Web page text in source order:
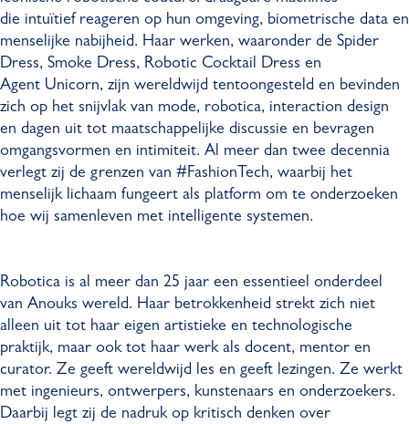
die intuïtief reageren op hun omgeving, biometrische data en
menselijke nabijheid. Haar werken, waaronder de Spider
Dress, Smoke Dress, Robotic Cocktail Dress en
Agent Unicorn, zijn wereldwijd tentoongesteld en bevinden
zich op het snijvlak van mode, robotica, interaction design
en dagen uit tot maatschappelijke discussie en bevragen
omgangsvormen en intimiteit. Al meer dan twee decennia
verlegt zij de grenzen van #FashionTech, waarbij het
menselijk lichaam fungeert als platform om te onderzoeken
hoe wij samenleven met intelligente systemen.
Robotica is al meer dan 25 jaar een essentieel onderdeel
van Anouks wereld. Haar betrokkenheid strekt zich niet
alleen uit tot haar eigen artistieke en technologische
praktijk, maar ook tot haar werk als docent, mentor en
curator. Ze geeft wereldwijd les en geeft lezingen. Ze werkt
met ingenieurs, ontwerpers, kunstenaars en onderzoekers.
Daarbij legt zij de nadruk op kritisch denken over